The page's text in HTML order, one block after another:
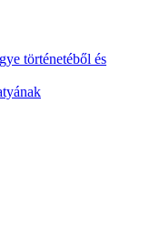
történetéből és